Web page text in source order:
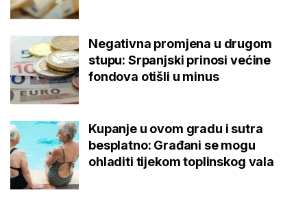
Negativna promjena u drugom
stupu: Srpanjski prinosi većine
fondova otišli u minus
Kupanje u ovom gradu i sutra
besplatno: Građani se mogu
ohladiti tijekom toplinskog vala